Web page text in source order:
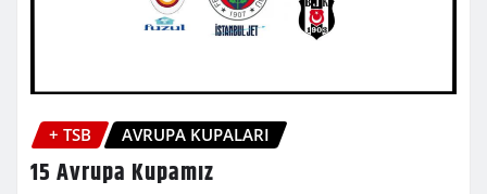
+ TSB AVRUPA KUPALARI
15 Avrupa Kupamız